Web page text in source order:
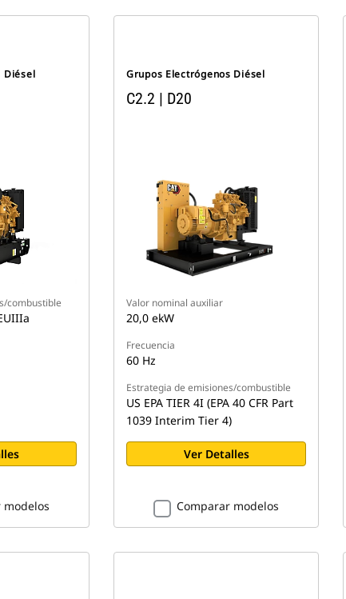
Diésel
combustible
modelos
Grupos Electrógenos Diésel
C2.2 | D20
Valor nominal auxiliar
20,0 ekW
Frecuencia
60 Hz
Estrategia de emisiones/combustible
US EPA TIER 4I (EPA 40 CFR Part
1039 Interim Tier 4)
Ver Detalles
Comparar modelos